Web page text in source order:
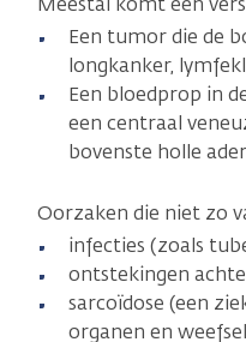
Een tumor die de
longkanker,
Een bloedprop in
een centraal
bovenste holle
Oorzaken die niet zo
infecties (zoals
ontstekingen
sarcoïdose (een
organen en